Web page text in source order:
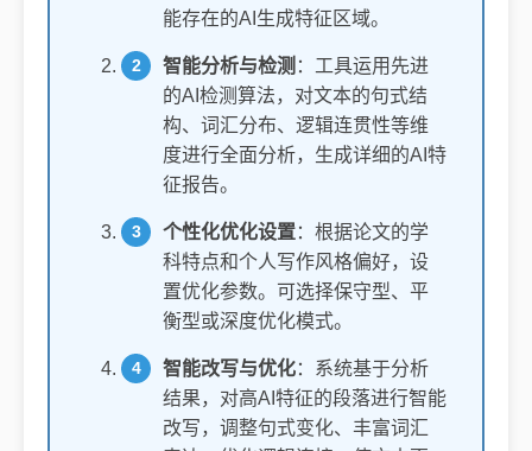
能存在的AI生成特征区域。
智能分析与检测 ：工具运用先进
的AI检测算法，对文本的句式结
构、词汇分布、逻辑连贯性等维
度进行全面分析，生成详细的AI特
征报告。
个性化优化设置：根据论文的学
科特点和个人写作风格偏好，设
置优化参数。可选择保守型、平
衡型或深度优化模式。
智能改写与优化：系统基于分析
结果，对高AI特征的段落进行智能
改写，调整句式变化、丰富词汇